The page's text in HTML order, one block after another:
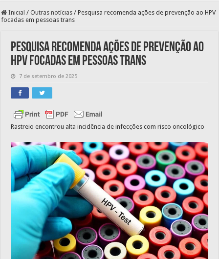
Inicial / Outras notícias / Pesquisa recomenda ações de prevenção ao HPV
focadas em pessoas trans
Pesquisa recomenda ações de prevenção ao
HPV focadas em pessoas trans
7 de setembro de 2025
Rastreio encontrou alta incidência de infecções com risco oncológico